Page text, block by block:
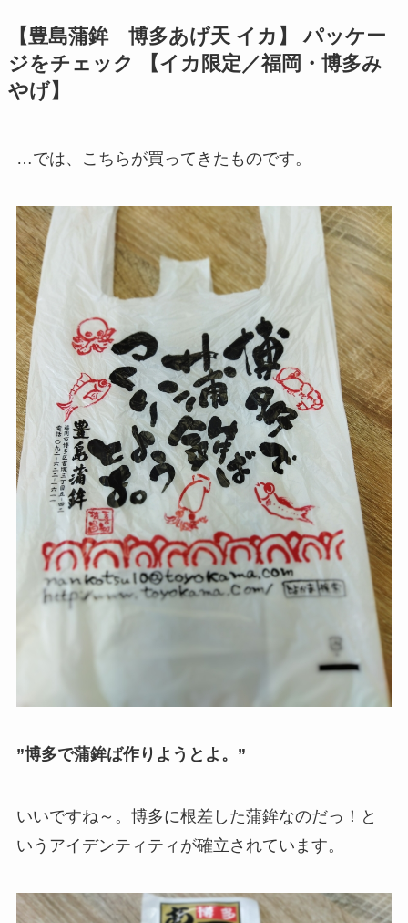
【豊島蒲鉾 博多あげ天 イカ 】 パッケー
ジをチェック 【イカ限定／福岡・博多み
やげ】
…では、こちらが買ってきたものです。
”博多で蒲鉾ば作りようとよ。”
いいですね～。博多に根差した蒲鉾なのだっ！と
いうアイデンティティが確立されています。